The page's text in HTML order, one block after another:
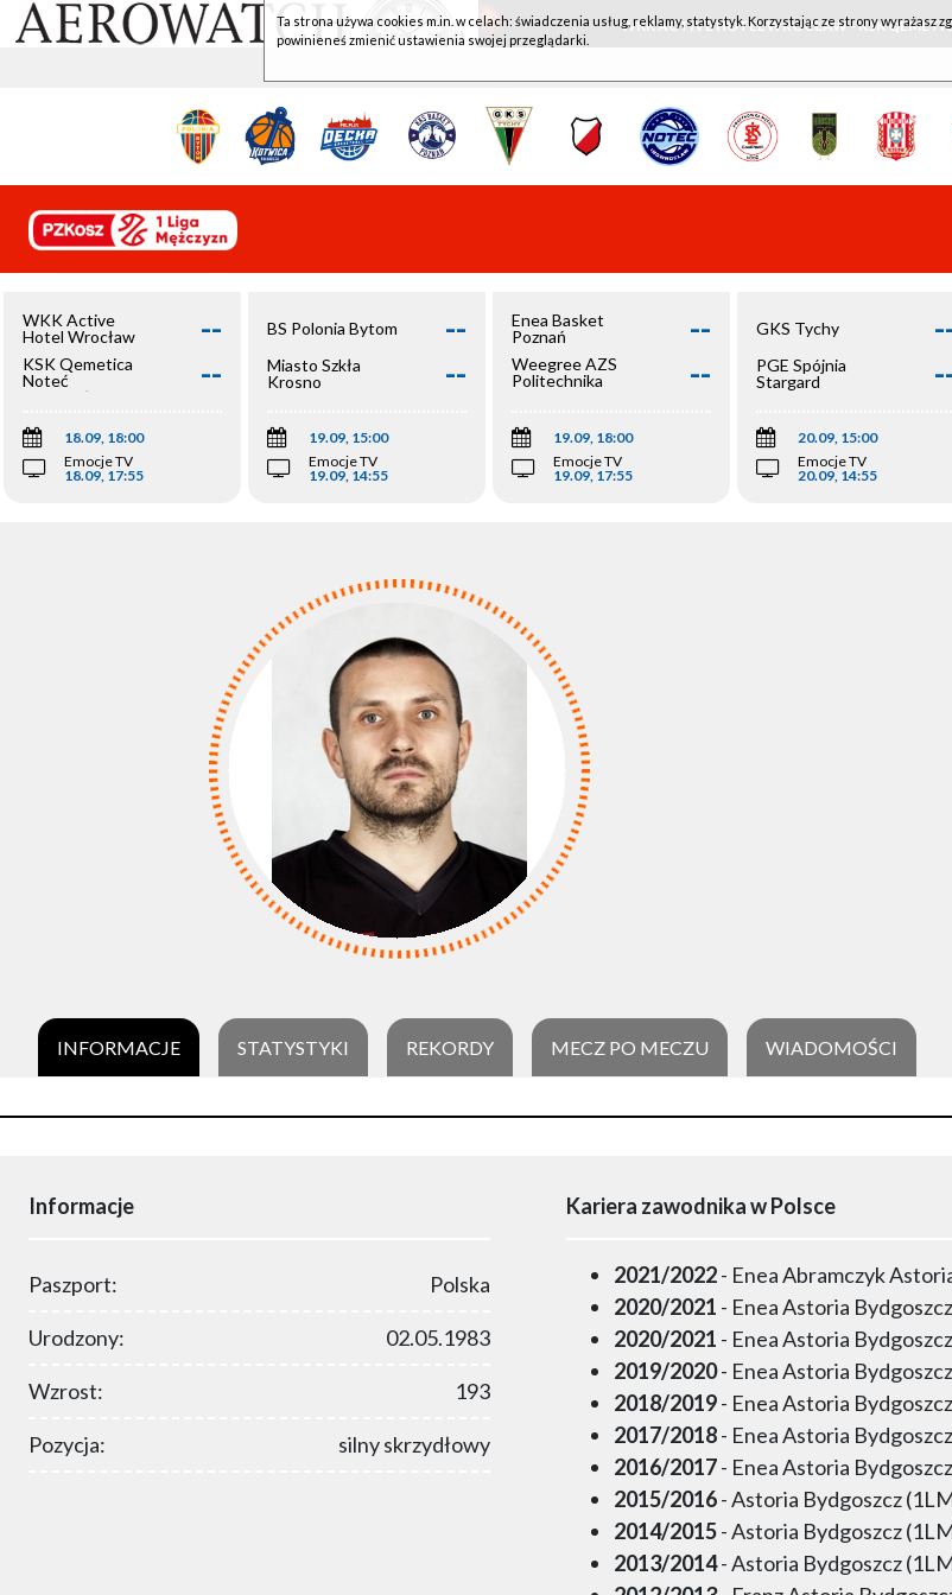
WKK ACTIVE HOTEL WROCŁAW - KSK
WKK Active
Hotel Wrocław
--
KSK Qemetica
Noteć
Inowrocław
--
18.09, 18:00
Emocje TV
18.09, 17:55
BS Polonia Bytom --
Miasto Szkła
Krosno
--
19.09, 15:00
Emocje TV
19.09, 14:55
Enea Basket
Poznań
--
Weegree AZS
Politechnika
--
19.09, 18:00
Emocje TV
19.09, 17:55
GKS Tychy
PGE Spójnia
Stargard
20.09, 15:00
Emocje TV
20.09, 14:55
INFORMACJE STATYSTYKI REKORDY MECZ PO MECZU WIADOMOŚCI
Informacje
Paszport: Polska
Urodzony: 02.05.1983
Wzrost: 193
Pozycja: silny skrzydłowy
Kariera zawodnika w Polsce
2021/2022- Enea Abramczyk
2020/2021 - Enea Astoria
2020/2021 - Enea Astoria
2019/2020- Enea Astoria
2018/2019- Enea Astoria
2017/2018- Enea Astoria
2016/2017- Enea Astoria
2015/2016- Astoria Bydgoszcz
2014/2015- Astoria Bydgoszcz
2013/2014- Astoria Bydgoszcz
Ta strona używa cookies m.in. w celach: świadczenia usług, reklamy, statystyk. Korzystając ze strony wyrażasz
powinieneś zmienić ustawienia swojej przeglądarki.